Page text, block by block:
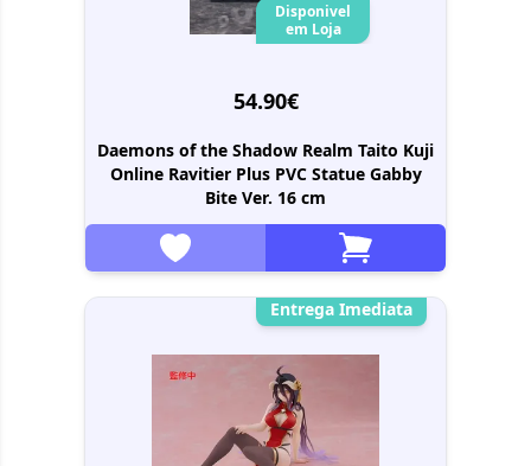
Disponivel
em Loja
54.90€
Daemons of the Shadow Realm Taito Kuji
Online Ravitier Plus PVC Statue Gabby
Bite Ver. 16 cm
Entrega Imediata